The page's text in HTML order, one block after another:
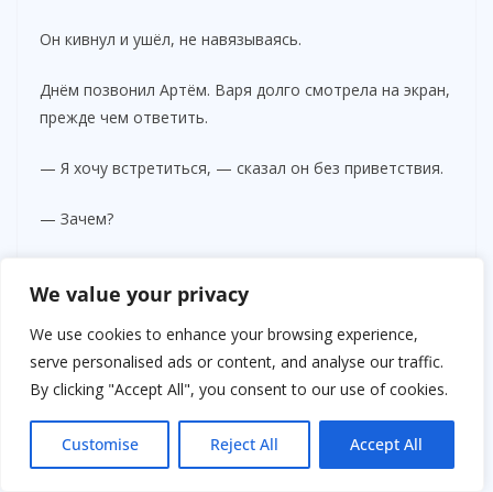
We value your privacy
We use cookies to enhance your browsing experience,
serve personalised ads or content, and analyse our traffic.
By clicking "Accept All", you consent to our use of cookies.
Customise Reject All Accept All
Он кивнул и ушёл, не навязываясь.
Днём позвонил Артём. Варя долго смотрела на экран,
прежде чем ответить.
— Я хочу встретиться, — сказал он без приветствия.
— Зачем?
— Где скажешь.
Она задумалась.
— В парке возле библиотеки. Через час.